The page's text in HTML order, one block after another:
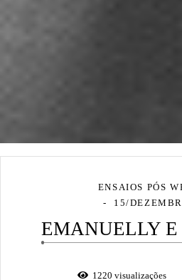
ENSAIOS PÓS
15/
EMANUELLY
1220 visualizações